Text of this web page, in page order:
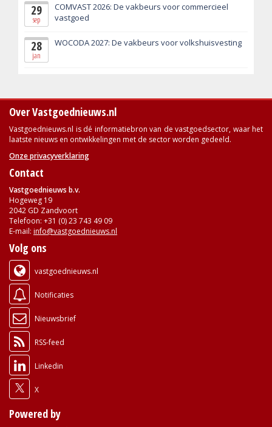
29
sep
COMVAST 2026: De vakbeurs voor commercieel
vastgoed
28
jan
WOCODA 2027: De vakbeurs voor volkshuisvesting
Over Vastgoednieuws.nl
Vastgoednieuws.nl is dé informatiebron van de vastgoedsector, waar het
laatste nieuws en ontwikkelingen met de sector worden gedeeld.
Onze privacyverklaring
Contact
Vastgoednieuws b.v.
Hogeweg 19
2042 GD Zandvoort
Telefoon: +31 (0) 23 743 49 09
E-mail: info@vastgoednieuws.nl
Volg ons
vastgoednieuws.nl
Notificaties
Nieuwsbrief
RSS-feed
Linkedin
X
Powered by